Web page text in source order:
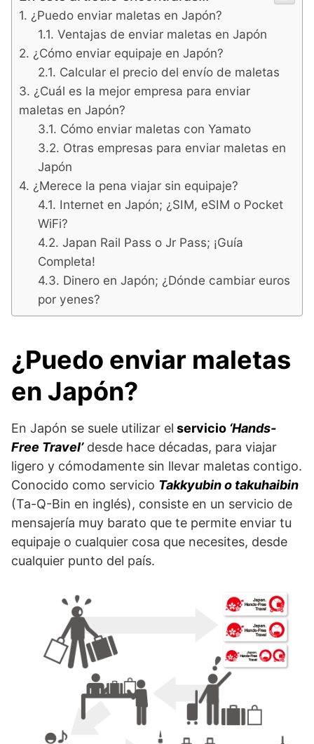
¿Puedo enviar maletas en Japón?
Ventajas de enviar maletas en Japón
¿Cómo enviar equipaje en Japón?
Calcular el precio del envío de maletas
¿Cuál es la mejor empresa para enviar
maletas en Japón?
Cómo enviar maletas con Yamato
Otras empresas para enviar maletas en
Japón
¿Merece la pena viajar sin equipaje?
Internet en Japón; ¿SIM, eSIM o Pocket
WiFi?
Japan Rail Pass o Jr Pass; ¡Guía
Completa!
Dinero en Japón; ¿Dónde cambiar euros
por yenes?
¿Puedo enviar maletas
en Japón?
En Japón se suele utilizar el servicio ‘Hands-
Free Travel’desde hace décadas, para viajar
ligero y cómodamente sin llevar maletas contigo.
Conocido como servicio Takkyubin o takuhaibin
(Ta-Q-Bin en inglés), consiste en un servicio de
mensajería muy barato que te permite enviar tu
equipaje o cualquier cosa que necesites, desde
cualquier punto del país.